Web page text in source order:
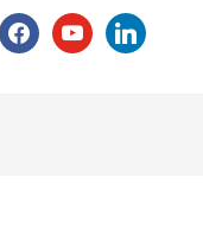
facebookyoutubelinkedin